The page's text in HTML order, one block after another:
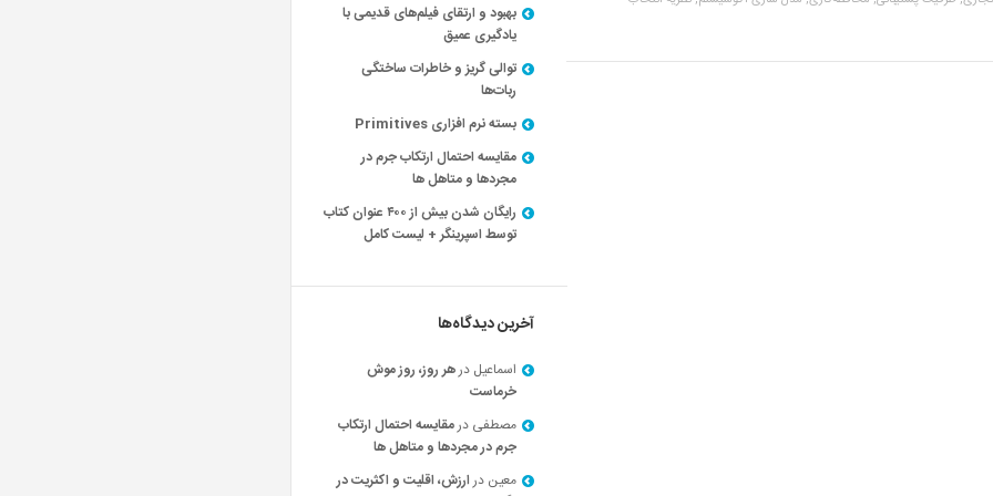
بهبود و ارتقای فیلم‌های قدیمی با
یادگیری عمیق
توالی گریز و خاطرات ساختگی
ربات‌ها
بسته نرم افزاری Primitives
مقایسه احتمال ارتکاب جرم در
مجردها و متاهل ها
رایگان شدن بیش از ۴۰۰ عنوان کتاب
توسط اسپرینگر + لیست کامل
آخرین دیدگاه‌ها
اسماعیل درهر روز، روز موش
خرماست
مصطفی درمقایسه احتمال ارتکاب
جرم در مجردها و متاهل ها
معین درارزش، اقلیت و اکثریت در